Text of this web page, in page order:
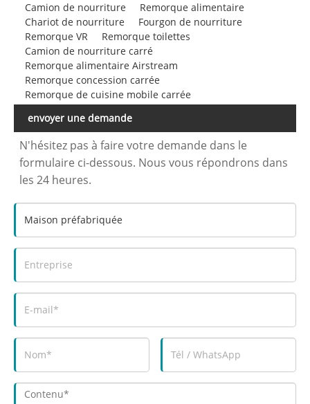
Camion de nourriture
Remorque alimentaire
Chariot de nourriture
Fourgon de nourriture
Remorque VR
Remorque toilettes
Camion de nourriture carré
Remorque alimentaire Airstream
Remorque concession carrée
Remorque de cuisine mobile carrée
envoyer une demande
N'hésitez pas à faire votre demande dans le
formulaire ci-dessous. Nous vous répondrons dans
les 24 heures.